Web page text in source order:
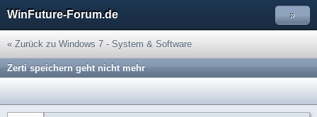
WinFuture-Forum.de »
« Zurück zu Windows 7 - System & Software
Zerti speichern geht nicht mehr